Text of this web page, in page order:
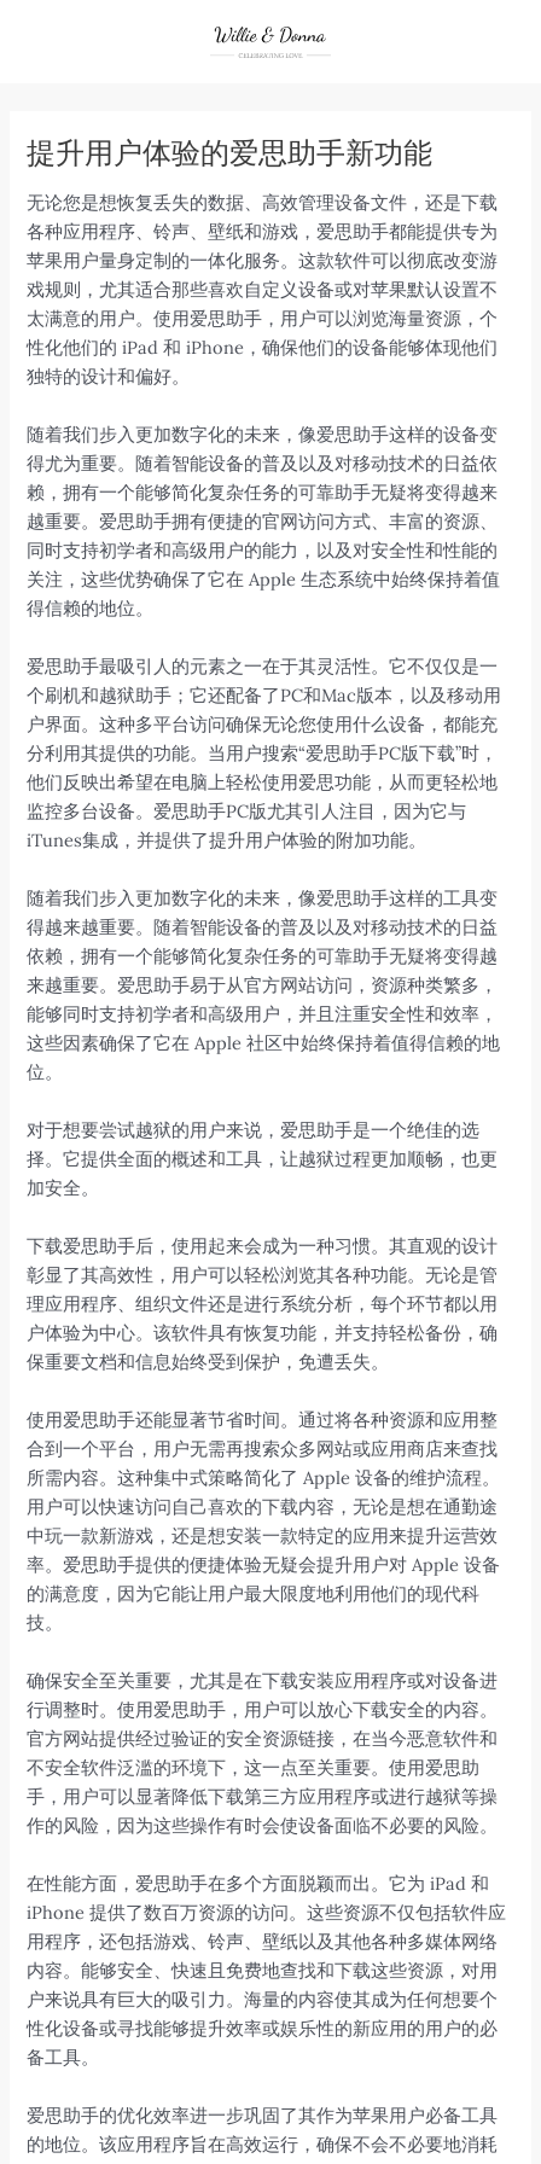
提升用户体验的爱思助手新功能
无论您是想恢复丢失的数据、高效管理设备文件，还是下载
各种应用程序、铃声、壁纸和游戏，爱思助手都能提供专为
苹果用户量身定制的一体化服务。这款软件可以彻底改变游
戏规则，尤其适合那些喜欢自定义设备或对苹果默认设置不
太满意的用户。使用爱思助手，用户可以浏览海量资源，个
性化他们的 iPad 和 iPhone，确保他们的设备能够体现他们
独特的设计和偏好。
随着我们步入更加数字化的未来，像爱思助手这样的设备变
得尤为重要。随着智能设备的普及以及对移动技术的日益依
赖，拥有一个能够简化复杂任务的可靠助手无疑将变得越来
越重要。爱思助手拥有便捷的官网访问方式、丰富的资源、
同时支持初学者和高级用户的能力，以及对安全性和性能的
关注，这些优势确保了它在 Apple 生态系统中始终保持着值
得信赖的地位。
爱思助手最吸引人的元素之一在于其灵活性。它不仅仅是一
个刷机和越狱助手；它还配备了PC和Mac版本，以及移动用
户界面。这种多平台访问确保无论您使用什么设备，都能充
分利用其提供的功能。当用户搜索“爱思助手PC版下载”时，
他们反映出希望在电脑上轻松使用爱思功能，从而更轻松地
监控多台设备。爱思助手PC版尤其引人注目，因为它与
iTunes集成，并提供了提升用户体验的附加功能。
随着我们步入更加数字化的未来，像爱思助手这样的工具变
得越来越重要。随着智能设备的普及以及对移动技术的日益
依赖，拥有一个能够简化复杂任务的可靠助手无疑将变得越
来越重要。爱思助手易于从官方网站访问，资源种类繁多，
能够同时支持初学者和高级用户，并且注重安全性和效率，
这些因素确保了它在 Apple 社区中始终保持着值得信赖的地
位。
对于想要尝试越狱的用户来说，爱思助手是一个绝佳的选
择。它提供全面的概述和工具，让越狱过程更加顺畅，也更
加安全。
下载爱思助手后，使用起来会成为一种习惯。其直观的设计
彰显了其高效性，用户可以轻松浏览其各种功能。无论是管
理应用程序、组织文件还是进行系统分析，每个环节都以用
户体验为中心。该软件具有恢复功能，并支持轻松备份，确
保重要文档和信息始终受到保护，免遭丢失。
使用爱思助手还能显著节省时间。通过将各种资源和应用整
合到一个平台，用户无需再搜索众多网站或应用商店来查找
所需内容。这种集中式策略简化了 Apple 设备的维护流程。
用户可以快速访问自己喜欢的下载内容，无论是想在通勤途
中玩一款新游戏，还是想安装一款特定的应用来提升运营效
率。爱思助手提供的便捷体验无疑会提升用户对 Apple 设备
的满意度，因为它能让用户最大限度地利用他们的现代科
技。
确保安全至关重要，尤其是在下载安装应用程序或对设备进
行调整时。使用爱思助手，用户可以放心下载安全的内容。
官方网站提供经过验证的安全资源链接，在当今恶意软件和
不安全软件泛滥的环境下，这一点至关重要。使用爱思助
手，用户可以显著降低下载第三方应用程序或进行越狱等操
作的风险，因为这些操作有时会使设备面临不必要的风险。
在性能方面，爱思助手在多个方面脱颖而出。它为 iPad 和
iPhone 提供了数百万资源的访问。这些资源不仅包括软件应
用程序，还包括游戏、铃声、壁纸以及其他各种多媒体网络
内容。能够安全、快速且免费地查找和下载这些资源，对用
户来说具有巨大的吸引力。海量的内容使其成为任何想要个
性化设备或寻找能够提升效率或娱乐性的新应用的用户的必
备工具。
爱思助手的优化效率进一步巩固了其作为苹果用户必备工具
的地位。该应用程序旨在高效运行，确保不会不必要地消耗